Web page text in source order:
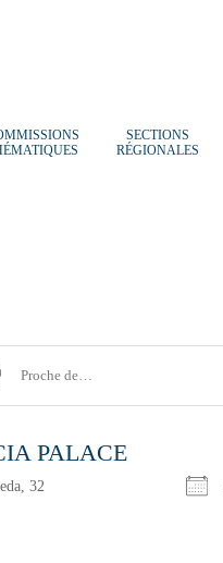
SECTIONS
RÉGIONALES
PALACE
32